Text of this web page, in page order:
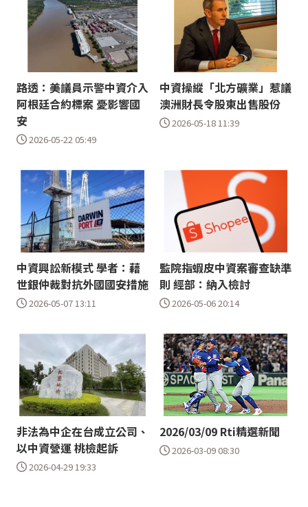
路透：美議員示警中資介入
阿根廷合約標案 憂影響國
安
2026-05-22 05:49
中資操縱「北方礦業」惹議
澳洲財長令股東出售股份
2026-05-18 11:39
中資興訟新模式 學者：藉
世銀仲裁對抗外國國安措施
2026-05-07 13:11
監院指蝦皮中資案審查缺準
則 經部：納入檢討
2026-05-06 20:14
非法為中企在台成立公司、
以中資營運 桃檢起訴
2026-04-29 19:33
2026/03/09 Rti精選新聞
2026-03-09 08:30